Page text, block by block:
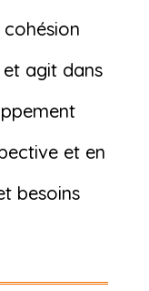
cohésion
agit dans
et en
besoins